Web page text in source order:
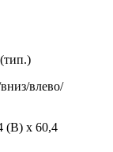
влево/
(В) x 60,4